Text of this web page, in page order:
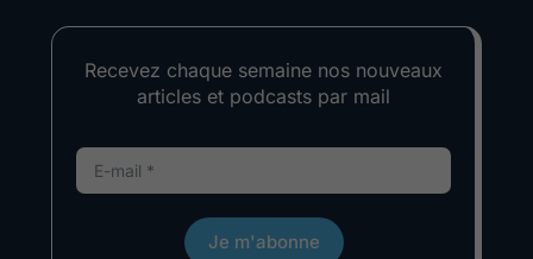
Recevez chaque semaine nos nouveaux
articles et podcasts par mail
Je m'abonne